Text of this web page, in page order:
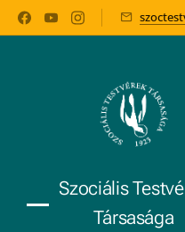
Szociális
Társasága